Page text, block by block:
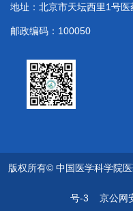
地址：北京市天坛西里1号
邮政编码：100050
版权所有© 中国医学科学院
号-3 京公网